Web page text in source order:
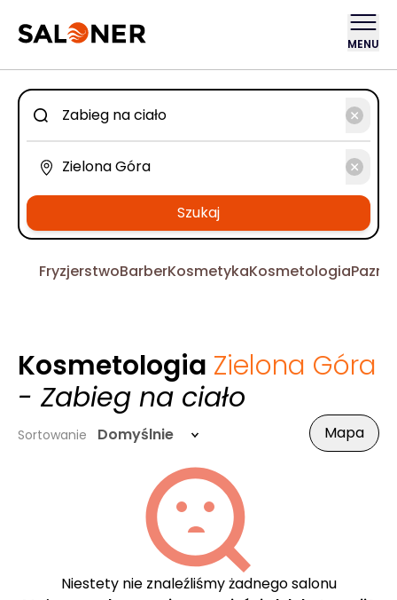
MENU
Szukaj
FryzjerstwoBarberKosmetykaKosmetologia
Kosmetologia Zielona Góra
- Zabieg na ciało
Sortowanie Domyślnie Mapa
Niestety nie znaleźliśmy żadnego salonu